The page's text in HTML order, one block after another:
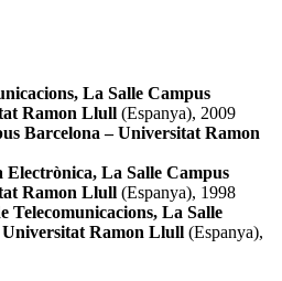
La Salle Campus
Ramon Llull (Espanya), 2009
Barcelona – Universitat Ramon
La Salle Campus
Ramon Llull (Espanya), 1998
Telecomunicacions, La Salle
Universitat Ramon Llull (Espanya),